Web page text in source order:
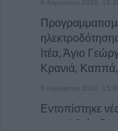
6 Αυγούστου 2026, 15:26
Ιτέα, Άγιο
Κρανιά,
6 Αυγούστου 2026, 15:00
Εντοπίστηκε
στην Φθιώτιδα